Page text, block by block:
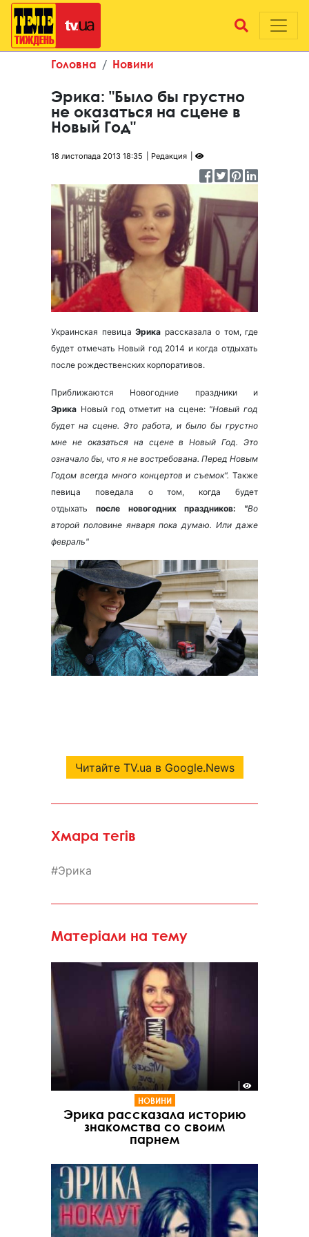
Головна Новини
Эрика: "Было бы грустно
не оказаться на сцене в
Новый Год"
18 листопада 2013 18:35 Редакция
Украинская певица Эрика рассказала о том, где
будет отмечать Новый год 2014 и когда отдыхать
после рождественских корпоративов.
Приближаются Новогодние праздники и
Эрика Новый год отметит на сцене: "Новый год
будет на сцене. Это работа, и было бы грустно
мне не оказаться на сцене в Новый Год. Это
означало бы, что я не востребована. Перед Новым
Годом всегда много концертов и съемок". Также
певица поведала о том, когда будет
отдыхать после новогодних праздников: "Во
второй половине января пока думаю. Или даже
февраль"
Читайте TV.ua в Google.News
Хмара тегів
Эрика
Матеріали на тему
НОВИНИ
Эрика рассказала историю
знакомства со своим
парнем